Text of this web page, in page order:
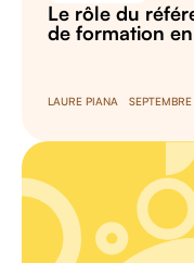
Le rôle du
de formation
LAURE PIANA